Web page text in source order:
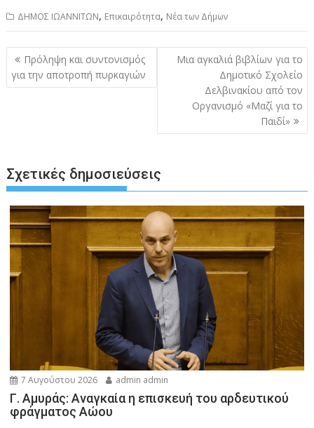
ΔΗΜΟΣ ΙΩΑΝΝΙΤΩΝ, Επικαιρότητα, Νέα των Δήμων
Πλοήγηση
άρθρων
Πρόληψη και συντονισμός
για την αποτροπή πυρκαγιών
Μια αγκαλιά βιβλίων για το
Δημοτικό Σχολείο
Δελβινακίου από τον
Οργανισμό «Μαζί για το
Παιδί»
Σχετικές δημοσιεύσεις
7 Αυγούστου 2026 admin admin
Γ. Αμυράς: Αναγκαία η επισκευή του αρδευτικού
φράγματος Αώου